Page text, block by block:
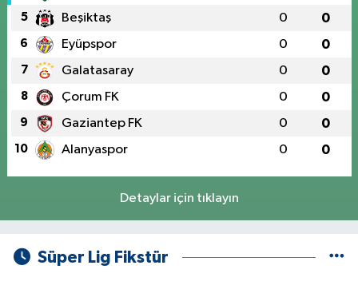
5 Beşiktaş 0 0
6 Eyüpspor 0 0
7 Galatasaray 0 0
8 Çorum FK 0 0
9 Gaziantep FK 0 0
10 Alanyaspor 0 0
Detaylar için tıklayın
Süper Lig Fikstür